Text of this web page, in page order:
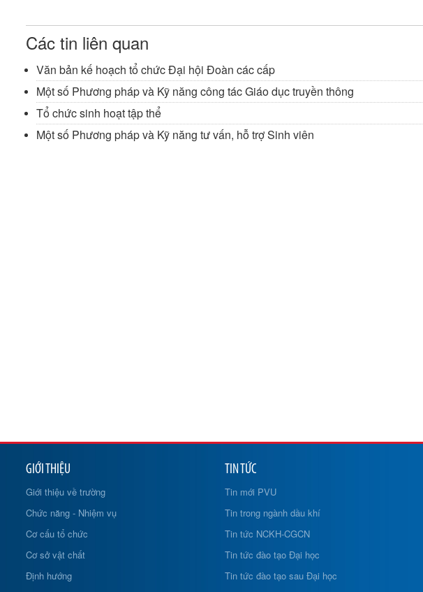
Các tin liên quan
Văn bản kế hoạch tổ chức Đại hội Đoàn các cấp
Một số Phương pháp và Kỹ năng công tác Giáo dục truyền thông
Tổ chức sinh hoạt tập thể
Một số Phương pháp và Kỹ năng tư vấn, hỗ trợ Sinh viên
GIỚI THIỆU
Giới thiệu về trường
Chức năng - Nhiệm vụ
Cơ cấu tổ chức
Cơ sở vật chất
Định hướng
TIN TỨC
Tin mới PVU
Tin trong ngành dầu khí
Tin tức NCKH-CGCN
Tin tức đào tạo Đại học
Tin tức đào tạo sau Đại học